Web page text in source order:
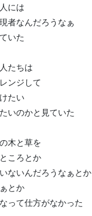
には
者なんだろうなぁ
いた
たちは
ンジして
たい
いのかと見ていた
木と草を
ころとか
ないんだろうなぁとか
とか
って仕方がなかった